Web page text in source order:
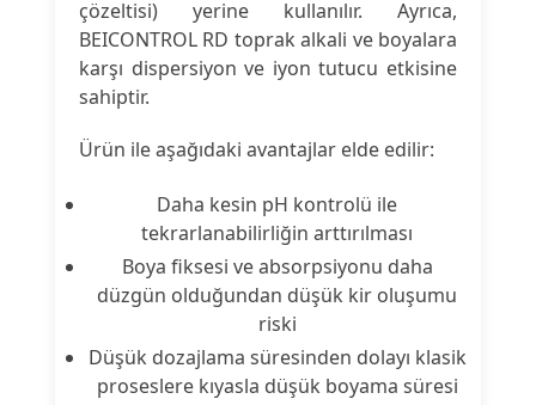
çözeltisi) yerine kullanılır. Ayrıca,
BEICONTROL RD toprak alkali ve boyalara
karşı dispersiyon ve iyon tutucu etkisine
sahiptir.
Ürün ile aşağıdaki avantajlar elde edilir:
Daha kesin pH kontrolü ile
tekrarlanabilirliğin arttırılması
Boya fiksesi ve absorpsiyonu daha
düzgün olduğundan düşük kir oluşumu
riski
Düşük dozajlama süresinden dolayı klasik
proseslere kıyasla düşük boyama süresi